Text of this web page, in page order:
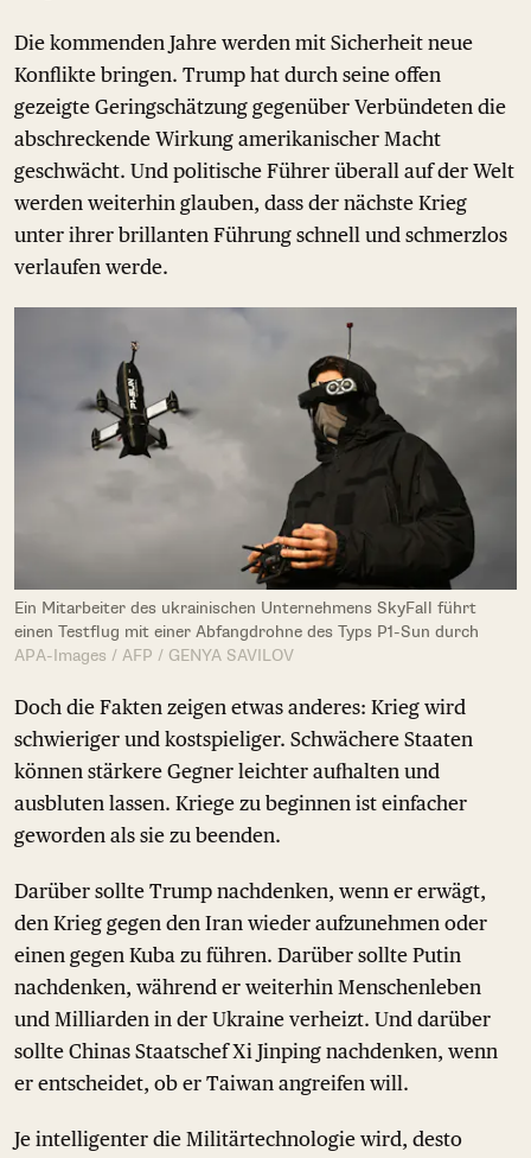
Die kommenden Jahre werden mit Sicherheit neue
Konflikte bringen. Trump hat durch seine offen
gezeigte Geringschätzung gegenüber Verbündeten die
abschreckende Wirkung amerikanischer Macht
geschwächt. Und politische Führer überall auf der Welt
werden weiterhin glauben, dass der nächste Krieg
unter ihrer brillanten Führung schnell und schmerzlos
verlaufen werde.
Ein Mitarbeiter des ukrainischen Unternehmens SkyFall führt
einen Testflug mit einer Abfangdrohne des Typs P1-Sun durch
APA-Images / AFP / GENYA SAVILOV
Doch die Fakten zeigen etwas anderes: Krieg wird
schwieriger und kostspieliger. Schwächere Staaten
können stärkere Gegner leichter aufhalten und
ausbluten lassen. Kriege zu beginnen ist einfacher
geworden als sie zu beenden.
Darüber sollte Trump nachdenken, wenn er erwägt,
den Krieg gegen den Iran wieder aufzunehmen oder
einen gegen Kuba zu führen. Darüber sollte Putin
nachdenken, während er weiterhin Menschenleben
und Milliarden in der Ukraine verheizt. Und darüber
sollte Chinas Staatschef Xi Jinping nachdenken, wenn
er entscheidet, ob er Taiwan angreifen will.
Je intelligenter die Militärtechnologie wird, desto